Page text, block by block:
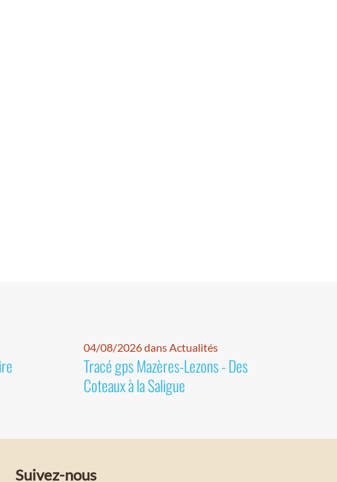
04/08/2026 dans Actualités
Tracé gps Mazères-Lezons - Des
Coteaux à la Saligue
Suivez-nous